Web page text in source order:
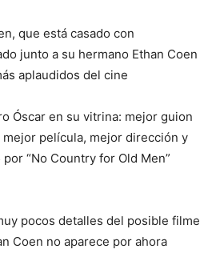
que está casado con
junto a su hermano Ethan Coen
aplaudidos del cine
Óscar en su vitrina: mejor guion
mejor película, mejor dirección y
“No Country for Old Men”
pocos detalles del posible filme
Coen no aparece por ahora